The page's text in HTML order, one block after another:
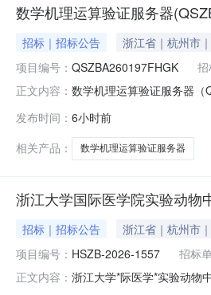
数学机理运算验证服务器
招标｜招标公告 浙江省｜杭州市
项目编号： QSZBA260197FHGK 招
正文内容： 数学机理运算验证服务器
学机理运算验证服务器3.合
发布时间： 6小时前
相关产品：
数学机理运算验证服务器
浙江大学国际医学院实验动物
招标｜招标公告 浙江省｜杭州市
项目编号： HSZB-2026-1557 招标
正文内容： 浙江大学*际医学*实验动物